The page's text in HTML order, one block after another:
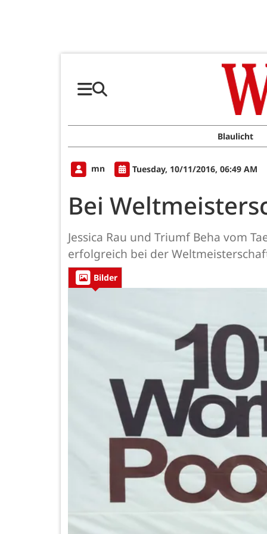
Blaulicht
mn Tuesday, 10/11/2016, 06:49 AM
Bei
Jessica Rau und Triumf Beha vom
erfolgreich bei der
Bilder